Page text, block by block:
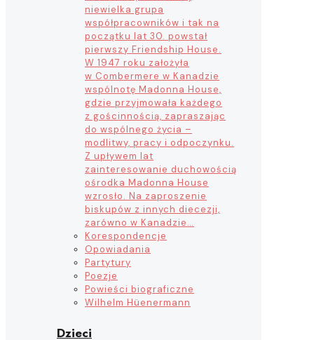
niewielka grupa
współpracowników i tak na
początku lat 30. powstał
pierwszy Friendship House.
W 1947 roku założyła
w Combermere w Kanadzie
wspólnotę Madonna House,
gdzie przyjmowała każdego
z gościnnością, zapraszając
do wspólnego życia –
modlitwy, pracy i odpoczynku.
Z upływem lat
zainteresowanie duchowością
ośrodka Madonna House
wzrosło. Na zaproszenie
biskupów z innych diecezji,
zarówno w Kanadzie…
Korespondencje
Opowiadania
Partytury
Poezje
Powieści biograficzne
Wilhelm Hüenermann
Dzieci